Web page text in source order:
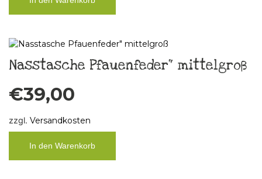
Nasstasche Pfauenfeder“ mittelgroß
€39,00
zzgl. Versandkosten
In den Warenkorb